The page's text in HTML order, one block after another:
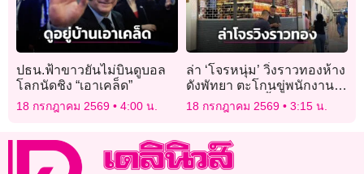
ปธน.ฟ้าขาวยันไม่บินดูบอล
โลกนัดชิง “เอาเคล็ด”
18 กรกฎาคม 2569 4:00 น.
ล่า ‘โจรหนุ่ม’ วิ่งราวทองห้าง
ดังพัทยา ตะโกนขู่พนักงาน
ทำเพราะติดหนี้พนันบอล
18 กรกฎาคม 2569 3:15 น.